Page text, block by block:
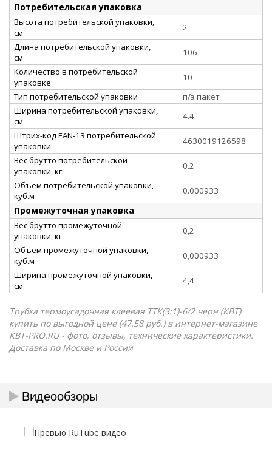
Потребительская упаковка
Высота потребительской упаковки,
см
2
Длина потребительской упаковки,
см
106
Количество в потребительской
упаковке
10
Тип потребительской упаковки
п/э пакет
Ширина потребительской упаковки,
см
4.4
Штрих-код EAN-13 потребительской
упаковки
4630019126598
Вес брутто потребительской
упаковки, кг
0.2
Объём потребительской упаковки,
куб.м
0.000933
Промежуточная упаковка
Вес брутто промежуточной
упаковки, кг
0,2
Объём промежуточной упаковки,
куб.м
0,000933
Ширина промежуточной упаковки,
см
4,4
Трубка термоусадочная клеевая ТТК(3:1)-6/2 черн (КВТ)
купить по выгодной цене (47.58 руб.) в интернет-магазине
КВТ-PRO.RU - фото, отзывы, технические характеристики.
Доставка по Москве и России
Видеообзоры